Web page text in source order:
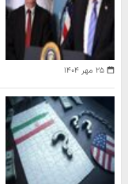
۲۵ مهر ۱۴۰۴